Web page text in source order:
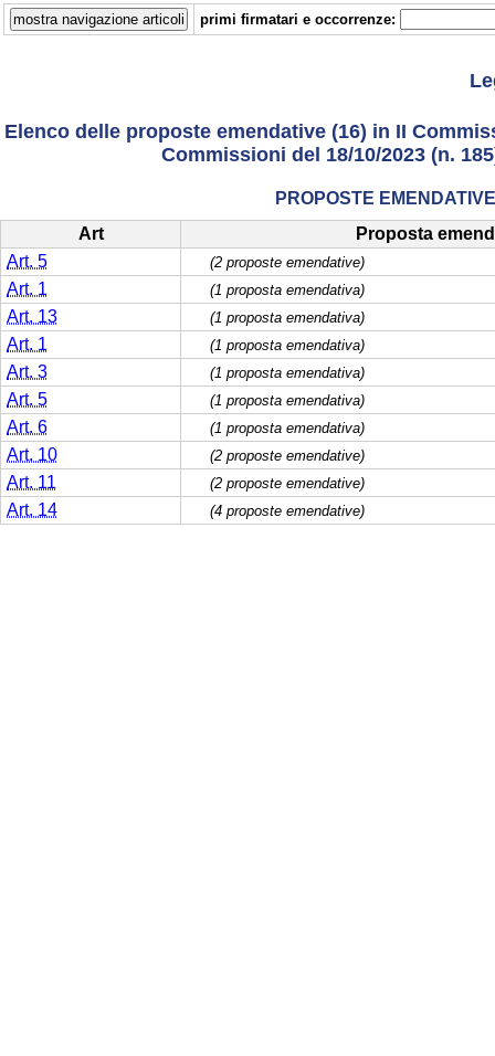
primi firmatari e occorrenze:
Elenco delle proposte emendative (16) in II
Commissioni del 18/10/2023 (n.
PROPOSTE
Art
Proposta
Art. 5
(2 proposte emendative)
Art. 1 (1 proposta emendativa)
Art. 13 (1 proposta emendativa)
Art. 1 (1 proposta emendativa)
Art. 3 (1 proposta emendativa)
Art. 5 (1 proposta emendativa)
Art. 6 (1 proposta emendativa)
Art. 10 (2 proposte emendative)
Art. 11 (2 proposte emendative)
Art. 14 (4 proposte emendative)